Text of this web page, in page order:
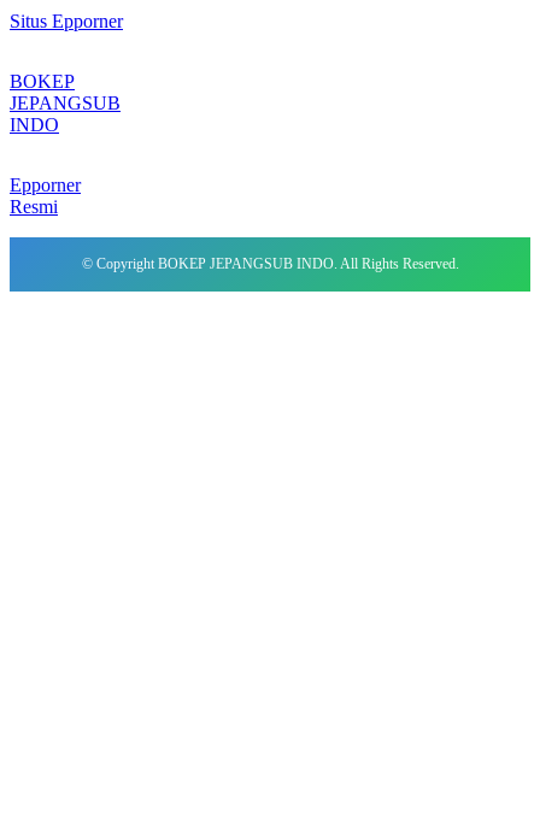
Situs Epporner
BOKEP
JEPANGSUB
INDO
Epporner
Resmi
© Copyright BOKEP JEPANGSUB INDO. All Rights Reserved.